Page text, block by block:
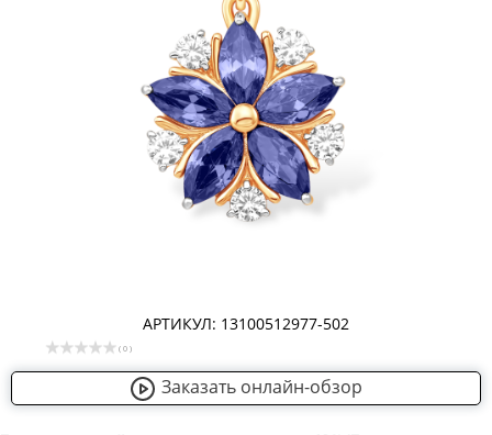
АРТИКУЛ: 13100512977-502
( 0 )
Заказать онлайн-обзор